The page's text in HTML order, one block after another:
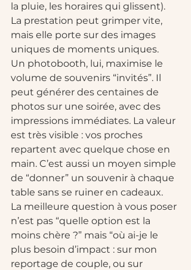
la pluie, les horaires qui glissent).
La prestation peut grimper vite,
mais elle porte sur des images
uniques de moments uniques.
Un photobooth, lui, maximise le
volume de souvenirs “invités”. Il
peut générer des centaines de
photos sur une soirée, avec des
impressions immédiates. La valeur
est très visible : vos proches
repartent avec quelque chose en
main. C’est aussi un moyen simple
de “donner” un souvenir à chaque
table sans se ruiner en cadeaux.
La meilleure question à vous poser
n’est pas “quelle option est la
moins chère ?” mais “où ai-je le
plus besoin d’impact : sur mon
reportage de couple, ou sur